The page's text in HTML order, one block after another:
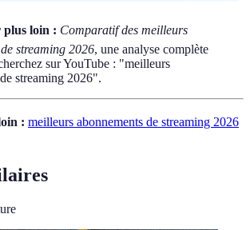
plus loin : Comparatif des meilleurs
streaming 2026, une analyse complète
sur YouTube : "meilleurs
streaming 2026".
: meilleurs abonnements de streaming 2026